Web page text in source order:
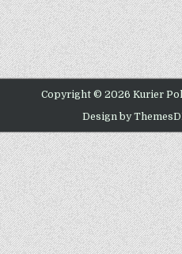
Copyright © 2026 Kurier
Design by